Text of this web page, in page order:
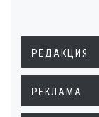
РЕДАКЦИЯ
РЕКЛАМА